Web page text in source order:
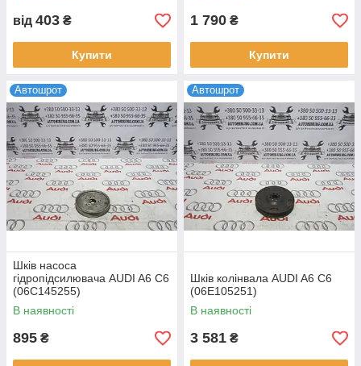
від 403 ₴
Купити
1 790 ₴
Купити
Автошрот
Шків насоса
гідропідсилювача AUDI A6 C6
(06C145255)
В наявності
895 ₴
Автошрот
Шків колінвала AUDI A6 C6
(06E105251)
В наявності
3 581 ₴